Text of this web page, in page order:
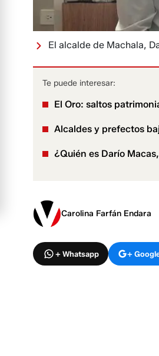
El alcalde de Machala,
Te puede interesar:
El Oro: saltos
Alcaldes y prefectos
¿Quién es Darío
Carolina Farfán Endara
+ Whatsapp +